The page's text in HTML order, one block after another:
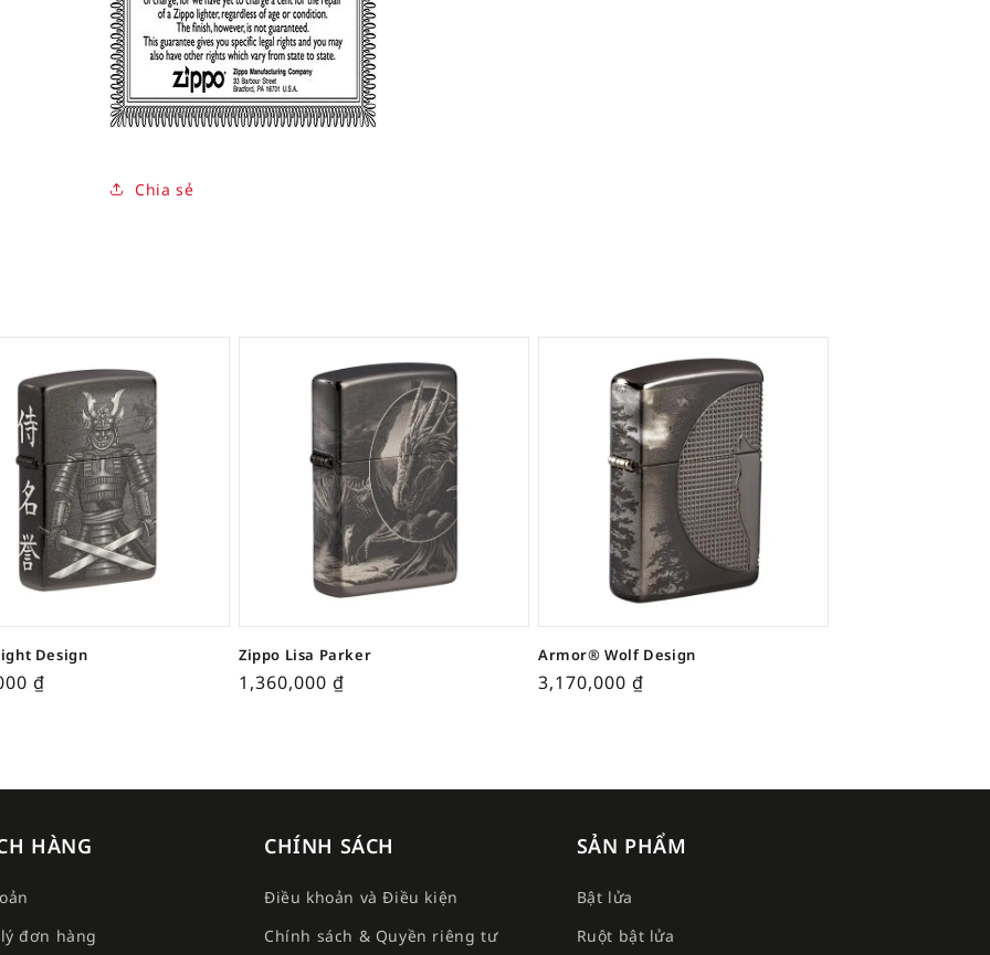
Chia sẻ
Design
₫
Zippo Lisa Parker
1,360,000 ₫
Armor® Wolf Design
3,170,000 ₫
HÀNG
đơn hàng
CHÍNH SÁCH
Điều khoản và Điều kiện
Chính sách & Quyền riêng tư
SẢN PHẨM
Bật lửa
Ruột bật lửa